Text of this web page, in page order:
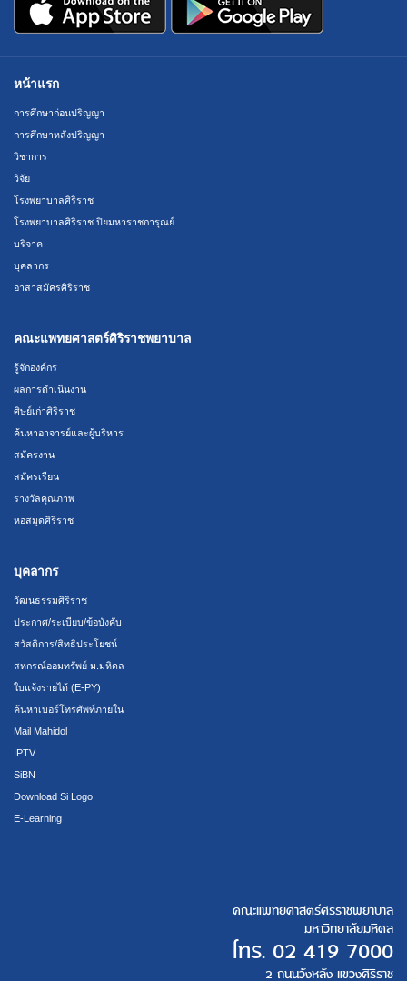
หน้าแรก
การศึกษาก่อนปริญญา
การศึกษาหลังปริญญา
วิชาการ
วิจัย
โรงพยาบาลศิริราช
โรงพยาบาลศิริราช ปิยมหาราชการุณย์
บริจาค
บุคลากร
อาสาสมัครศิริราช
คณะแพทยศาสตร์ศิริราชพยาบาล
รู้จักองค์กร
ผลการดำเนินงาน
ศิษย์เก่าศิริราช
ค้นหาอาจารย์และผู้บริหาร
สมัครงาน
สมัครเรียน
รางวัลคุณภาพ
หอสมุดศิริราช
บุคลากร
วัฒนธรรมศิริราช
ประกาศ/ระเบียบ/ข้อบังคับ
สวัสดิการ/สิทธิประโยชน์
สหกรณ์ออมทรัพย์ ม.มหิดล
ใบแจ้งรายได้ (E-PY)
ค้นหาเบอร์โทรศัพท์ภายใน
Mail Mahidol
IPTV
SiBN
Download Si Logo
E-Learning
คณะแพทยศาสตร์ศิริราชพยาบาล
มหาวิทยาลัยมหิดล
โทร. 02 419 7000
2 ถนนวังหลัง แขวงศิริราช